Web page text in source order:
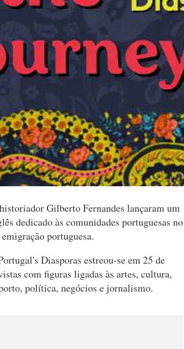
Gilberto Fernandes lançaram um
dedicado às comunidades portuguesas no
portuguesa.
Diasporas estreou-se em 25 de
com figuras ligadas às artes, cultura,
política, negócios e jornalismo.